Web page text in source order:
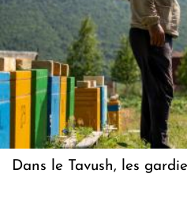
Dans le Tavush, les